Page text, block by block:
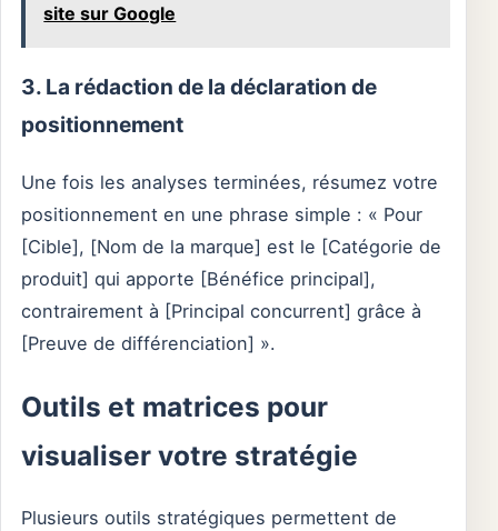
site sur Google
3. La rédaction de la déclaration de
positionnement
Une fois les analyses terminées, résumez votre
positionnement en une phrase simple : « Pour
[Cible], [Nom de la marque] est le [Catégorie de
produit] qui apporte [Bénéfice principal],
contrairement à [Principal concurrent] grâce à
[Preuve de différenciation] ».
Outils et matrices pour
visualiser votre stratégie
Plusieurs outils stratégiques permettent de